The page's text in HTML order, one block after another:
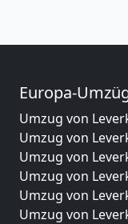
Europa-
Umzug von
Umzug von
Umzug von
Umzug von
Umzug von
Umzug von